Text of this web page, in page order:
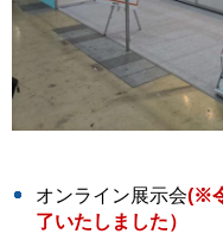
オンライン展示会(※
了いたしました）